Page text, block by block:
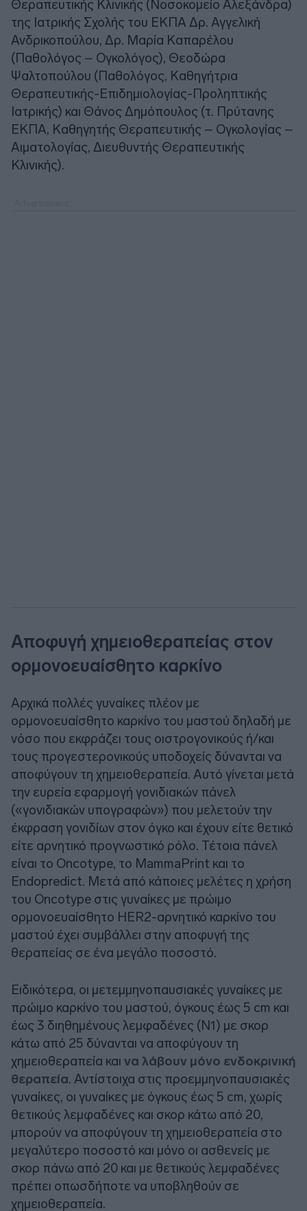
Θεραπευτικής Κλινικής (Νοσοκομείο Αλεξάνδρα)
της Ιατρικής Σχολής του ΕΚΠΑ Δρ. Αγγελική
Ανδρικοπούλου, Δρ. Μαρία Καπαρέλου
(Παθολόγος – Ογκολόγος), Θεοδώρα
Ψαλτοπούλου (Παθολόγος, Καθηγήτρια
Θεραπευτικής-Επιδημιολογίας-Προληπτικής
Ιατρικής) και Θάνος Δημόπουλος (τ. Πρύτανης
ΕΚΠΑ, Καθηγητής Θεραπευτικής – Ογκολογίας –
Αιματολογίας, Διευθυντής Θεραπευτικής
Κλινικής).
Αποφυγή χημειοθεραπείας στον
ορμονοευαίσθητο καρκίνο
Αρχικά πολλές γυναίκες πλέον με
ορμονοευαίσθητο καρκίνο του μαστού δηλαδή με
νόσο που εκφράζει τους οιστρογονικούς ή/και
τους προγεστερονικούς υποδοχείς δύνανται να
αποφύγουν τη χημειοθεραπεία. Αυτό γίνεται μετά
την ευρεία εφαρμογή γονιδιακών πάνελ
(«γονιδιακών υπογραφών») που μελετούν την
έκφραση γονιδίων στον όγκο και έχουν είτε θετικό
είτε αρνητικό προγνωστικό ρόλο. Τέτοια πάνελ
είναι το Oncotype, το MammaPrint και το
Endopredict. Μετά από κάποιες μελέτες η χρήση
του Oncotype στις γυναίκες με πρώιμο
ορμονοευαίσθητο HER2-αρνητικό καρκίνο του
μαστού έχει συμβάλλει στην αποφυγή της
θεραπείας σε ένα μεγάλο ποσοστό.
Ειδικότερα, οι μετεμμηνοπαυσιακές γυναίκες με
πρώιμο καρκίνο του μαστού, όγκους έως 5 cm και
έως 3 διηθημένους λεμφαδένες (Ν1) με σκορ
κάτω από 25 δύνανται να αποφύγουν τη
χημειοθεραπεία και να λάβουν μόνο ενδοκρινική
θεραπεία. Αντίστοιχα στις προεμμηνοπαυσιακές
γυναίκες, οι γυναίκες με όγκους έως 5 cm, χωρίς
θετικούς λεμφαδένες και σκορ κάτω από 20,
μπορούν να αποφύγουν τη χημειοθεραπεία στο
μεγαλύτερο ποσοστό και μόνο οι ασθενείς με
σκορ πάνω από 20 και με θετικούς λεμφαδένες
πρέπει οπωσδήποτε να υποβληθούν σε
χημειοθεραπεία.